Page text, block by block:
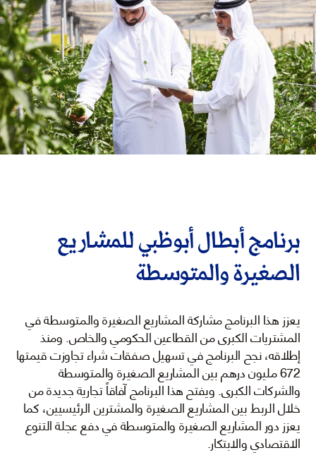
برنامج أبطال أبوظبي للمشاريع
الصغيرة والمتوسطة
يعزز هذا البرنامج مشاركة المشاريع الصغيرة والمتوسطة في
المشتريات الكبرى من القطاعين الحكومي والخاص. ومنذ
إطلاقه، نجح البرنامج في تسهيل صفقات شراء تجاوزت قيمتها
672 مليون درهم بين المشاريع الصغيرة والمتوسطة
والشركات الكبرى. ويفتح هذا البرنامج آفاقاً تجارية جديدة من
خلال الربط بين المشاريع الصغيرة والمشترين الرئيسيين، كما
يعزز دور المشاريع الصغيرة والمتوسطة في دفع عجلة التنوع
الاقتصادي والابتكار.